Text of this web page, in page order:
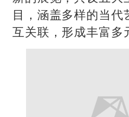
目，涵盖多样的当
互关联，形成丰富多